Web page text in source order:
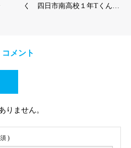
く 四日市南高校１年Tくん…
コメント
りません。
)